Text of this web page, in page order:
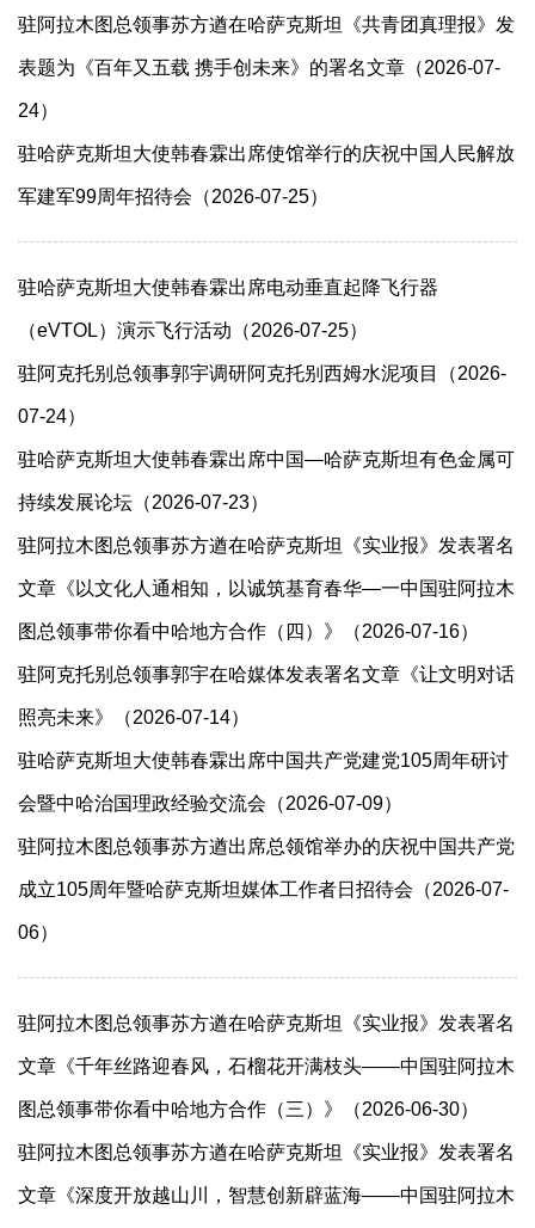
驻阿拉木图总领事苏方遒在哈萨克斯坦《共青团真理报》发
表题为《百年又五载 携手创未来》的署名文章（2026-07-
24）
驻哈萨克斯坦大使​韩春霖出席使馆举行的庆祝中国人民解放
军建军99周年招待会（2026-07-25）
驻哈萨克斯坦大使韩春霖出席电动垂直起降飞行器
（eVTOL）演示飞行活动（2026-07-25）
驻阿克托别总领事郭宇调研阿克托别西姆水泥项目（2026-
07-24）
驻哈萨克斯坦大使韩春霖出席中国—哈萨克斯坦有色金属可
持续发展论坛（2026-07-23）
驻阿拉木图总领事苏方遒在哈萨克斯坦《实业报》发表署名
文章《以文化人通相知，以诚筑基育春华—一中国驻阿拉木
图总领事带你看中哈地方合作（四）》（2026-07-16）
驻阿克托别总领事郭宇在哈媒体发表署名文章《让文明对话
照亮未来》（2026-07-14）
驻哈萨克斯坦大使韩春霖出席中国共产党建党105周年研讨
会暨中哈治国理政经验交流会（2026-07-09）
驻阿拉木图总领事苏方遒出席总领馆举办的庆祝中国共产党
成立105周年暨哈萨克斯坦媒体工作者日招待会（2026-07-
06）
驻阿拉木图总领事苏方遒在哈萨克斯坦《实业报》发表署名
文章《千年丝路迎春风，石榴花开满枝头——中国驻阿拉木
图总领事带你看中哈地方合作（三）》（2026-06-30）
驻阿拉木图总领事苏方遒在哈萨克斯坦《实业报》发表署名
文章《深度开放越山川，智慧创新辟蓝海——中国驻阿拉木